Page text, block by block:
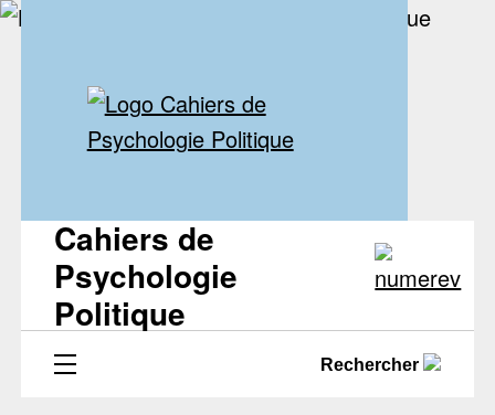
Cahiers de
Psychologie
Politique
Rechercher